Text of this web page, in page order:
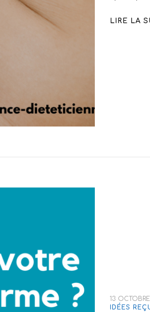
LIRE LA
13
IDÉES